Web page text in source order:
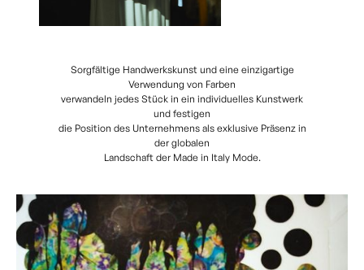
Sorgfältige Handwerkskunst und eine einzigartige
Verwendung von Farben
verwandeln jedes Stück in ein individuelles Kunstwerk
und festigen
die Position des Unternehmens als exklusive Präsenz in
der globalen
Landschaft der Made in Italy Mode.